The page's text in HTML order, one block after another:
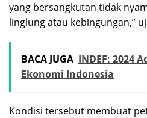
yang bersangkutan tidak
linglung atau kebingungan,”
BACA JUGA INDEF: 2024
Ekonomi Indonesia
Kondisi tersebut membuat